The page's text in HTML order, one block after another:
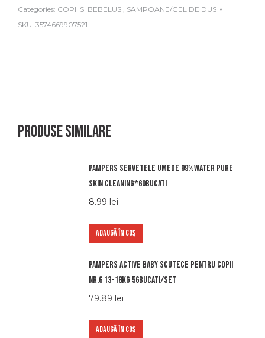
Categories: COPII SI BEBELUSI, SAMPOANE/GEL DE DUS
SKU: 3574669907521
Produse similare
Pampers servetele umede 99%water pure
skin cleaning*60bucati
8.99 lei
ADAUGĂ ÎN COȘ
Pampers active baby scutece pentru copii
nr.6 13-18kg 56bucati/set
79.89 lei
ADAUGĂ ÎN COȘ